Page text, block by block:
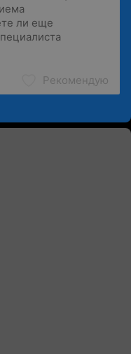
Рекомендую